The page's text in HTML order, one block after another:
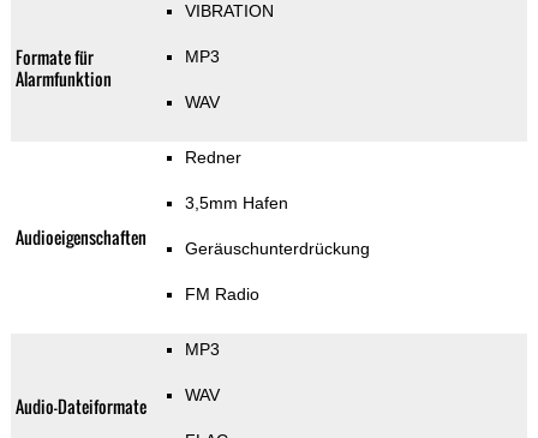
Formate für
Alarmfunktion
VIBRATION
MP3
WAV
Audioeigenschaften
Redner
3,5mm Hafen
Geräuschunterdrückung
FM Radio
Audio-Dateiformate
MP3
WAV